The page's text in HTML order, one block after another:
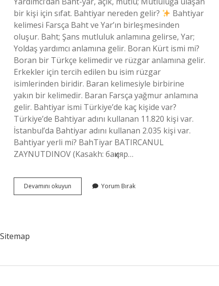
bir kişi için sıfat. Bahtiyar nereden gelir?
Bahtiyar
kelimesi Farsça Baht ve Yar’ın birleşmesinden
oluşur. Baht; Şans mutluluk anlamına gelirse, Yar;
Yoldaş yardımcı anlamına gelir. Boran Kürt ismi mi?
Boran bir Türkçe kelimedir ve rüzgar anlamına gelir.
Erkekler için tercih edilen bu isim rüzgar
isimlerinden biridir. Baran kelimesiyle birbirine
yakın bir kelimedir. Baran Farsça yağmur anlamına
gelir. Bahtiyar ismi Türkiye’de kaç kişide var?
Türkiye’de Bahtiyar adını kullanan 11.820 kişi var.
İstanbul’da Bahtiyar adını kullanan 2.035 kişi var.
Bahtiyar yerli mi? BahTiyar BATIRCANUL
ZAYNUTDINOV (Kasakh: баққияр…
Devamını okuyun Bahtiyar
Kürt
Yorum Bırak
Sitemap